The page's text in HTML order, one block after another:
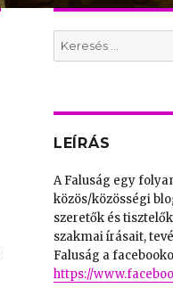
Search
for:
LEÍRÁS
A Faluság egy
közös/közösségi
szeretők és
szakmai írásait,
Faluság a
https://